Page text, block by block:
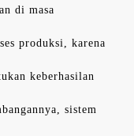
di masa
produksi, karena
keberhasilan
sistem